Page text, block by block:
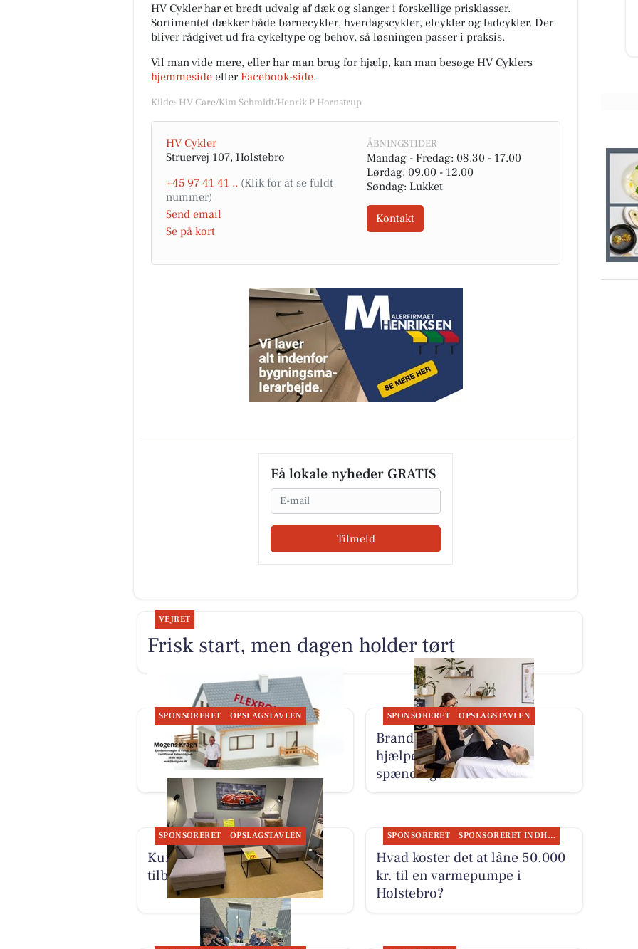
HV Cykler har et bredt udvalg af dæk og slanger i forskellige prisklasser.
Sortimentet dækker både børnecykler, hverdagscykler, elcykler og ladcykler. Der
bliver rådgivet ud fra cykeltype og behov, så løsningen passer i praksis.
Vil man vide mere, eller har man brug for hjælp, kan man besøge HV Cyklers
hjemmeside eller Facebook-side.
Kilde: HV Care/Kim Schmidt/Henrik P Hornstrup
HV Cykler
Struervej 107, Holstebro
+45 97 41 41 ..
Send email
Se på kort
ÅBNINGSTIDER
Mandag - Fredag: 08.30 - 17.00
Lørdag: 09.00 - 12.00
Søndag: Lukket
Kontakt
Få lokale nyheder GRATIS
Email
Tilmeld
skabt til dig, der ønsker høj
komfort, elegant design og e...
Åbn opslaget
torsd...
Åbn opslaget
VEJRET
Frisk start, men dagen holder tørt
SPONSORERET OPSLAGSTAVLEN
BoligOne Mogens Kragh I/S
deler ny artikel om flexboliger
SPONSORERET OPSLAGSTAVLEN
Brandsborgs Kropsterapi
hjælper med at løsne
spændinger i fascia
SPONSORERET OPSLAGSTAVLEN
Kumo Outlet har nye skarpe
tilbud torsdag-søndag
SPONSORERET SPONSORERET INDHOLD
Hvad koster det at låne 50.000
kr. til en varmepumpe i
Holstebro?